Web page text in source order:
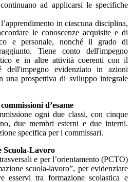
ad applicarsi le specifiche
in ciascuna disciplina,
le conoscenze acquisite e di
e personale, nonché il grado di
Tiene conto dell'impegno
e in altre attività coerenti con il
dell'impegno evidenziato in azioni
una prospettiva di sviluppo integrale
d’esame
ogni due classi, con cinque
due membri esterni e due interni.
specifica per i commissari.
Scuola-Lavoro
e per l’orientamento (PCTO)
scuola-lavoro”, per evidenziare
esservi tra formazione scolastica e